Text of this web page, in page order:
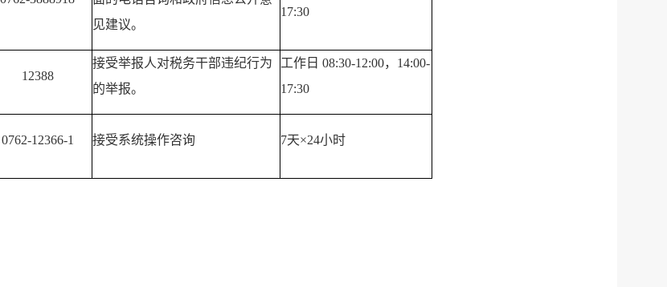
见建议。
17:30
12388
接受举报人对税务干部违纪行为
的举报。
工作日 08:30-12:00，14:00-
17:30
0762-12366-1 接受系统操作咨询 7天×24小时